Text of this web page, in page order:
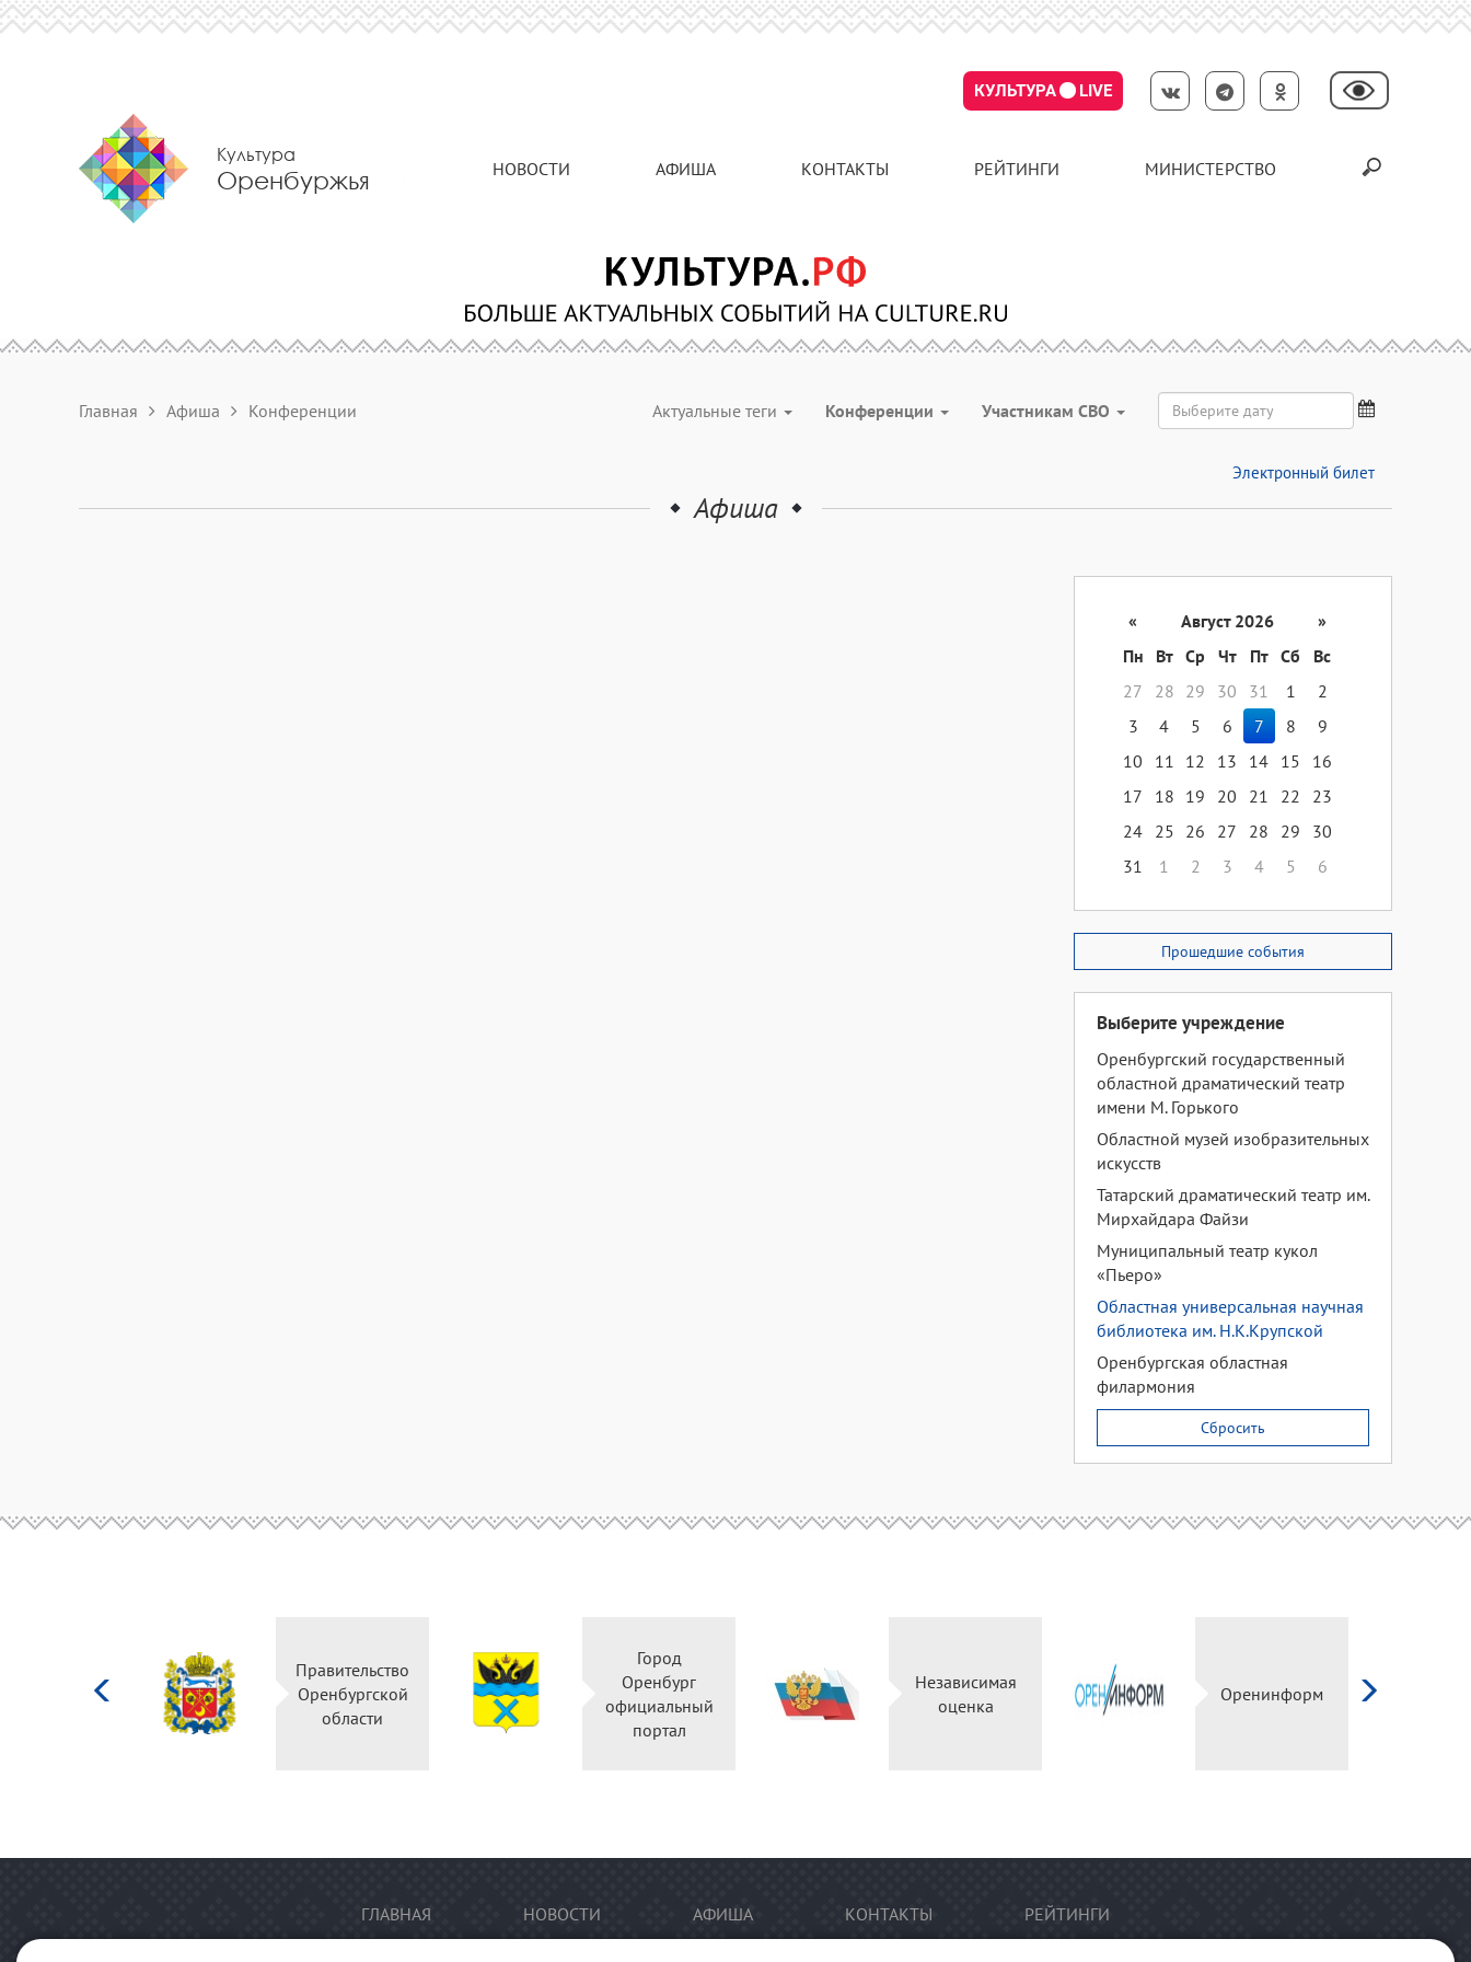
КУЛЬТУРА LIVE
Культура
Оренбуржья НОВОСТИ АФИША КОНТАКТЫ РЕЙТИНГИ МИНИСТЕРСТВО
Главная Афиша Конференции Актуальные теги Конференции Участникам СВО
Электронный билет
Афиша
« Август 2026
»
Пн
Вт Ср Чт Пт Сб
Вс
27
28 29 30 31 1
2
3
4 5 6 7 8
9
10
11 12 13 14 15
16
17
18 19 20 21 22
23
24 25 26 27 28 29
30
31
1 2 3 4 5 6
Прошедшие события
Выберите учреждение
Оренбургский государственный
областной драматический театр
имени М. Горького
Областной музей изобразительных
искусств
Татарский драматический театр им.
Мирхайдара Файзи
Муниципальный театр кукол
«Пьеро»
Областная универсальная научная
библиотека им. Н.К.Крупской
Оренбургская областная
филармония
Сбросить
Правительство
Оренбургской
области
Город
Оренбург
официальный
портал
Независимая
оценка
Оренинформ
ГЛАВНАЯ НОВОСТИ АФИША КОНТАКТЫ РЕЙТИНГИ